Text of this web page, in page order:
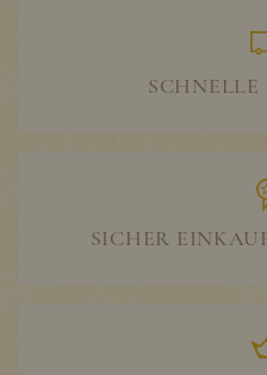
SCHNELLE
SICHER